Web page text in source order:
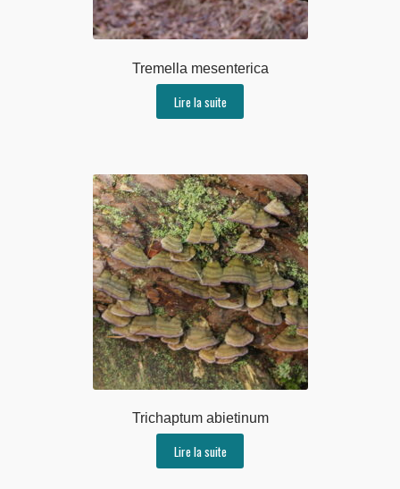
Tremella mesenterica
Lire la suite
Trichaptum abietinum
Lire la suite